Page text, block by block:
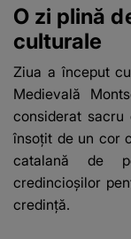
O zi plină
culturale
Ziua a început
Medievală
considerat
însoțit de un cor
catalană de
credincioșilor
credință.